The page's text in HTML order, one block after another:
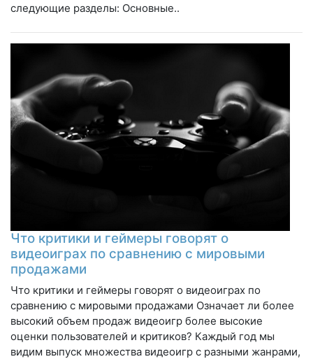
следующие разделы: Основные..
Что критики и геймеры говорят о
видеоиграх по сравнению с мировыми
продажами
Что критики и геймеры говорят о видеоиграх по
сравнению с мировыми продажами Означает ли более
высокий объем продаж видеоигр более высокие
оценки пользователей и критиков? Каждый год мы
видим выпуск множества видеоигр с разными жанрами,